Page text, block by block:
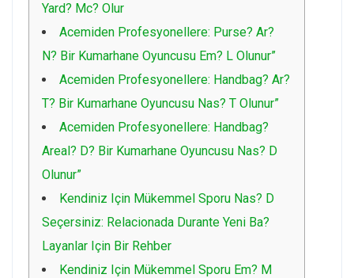
Yard? Mc? Olur
Acemiden Profesyonellere: Purse? Ar?
N? Bir Kumarhane Oyuncusu Em? L Olunur”
Acemiden Profesyonellere: Handbag? Ar?
T? Bir Kumarhane Oyuncusu Nas? T Olunur”
Acemiden Profesyonellere: Handbag?
Areal? D? Bir Kumarhane Oyuncusu Nas? D
Olunur”
Kendiniz Için Mükemmel Sporu Nas? D
Seçersiniz: Relacionada Durante Yeni Ba?
Layanlar Için Bir Rehber
Kendiniz Için Mükemmel Sporu Em? M